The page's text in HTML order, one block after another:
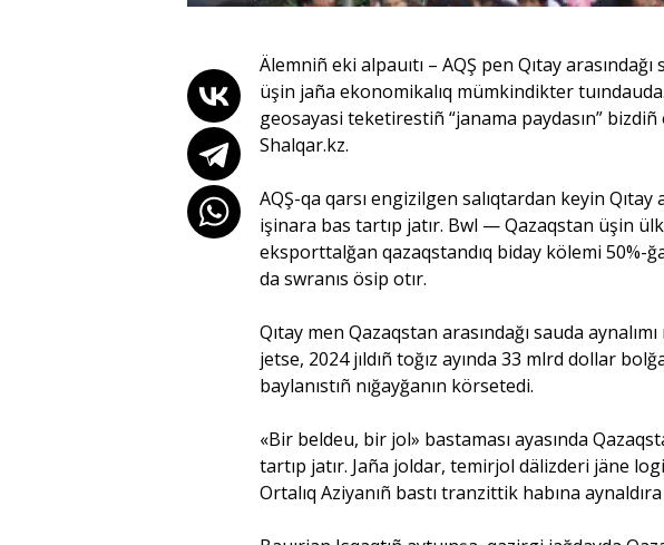
Älemniñ eki alpauıtı – AQŞ pen Qıtay
üşin jaña ekonomikalıq mümkindikter
geosayasi teketirestiñ “janama paydasın”
Shalqar.kz.
AQŞ-qa qarsı engizilgen salıqtardan keyin Qıtay
işinara bas tartıp jatır. Bwl — Qazaqstan üşin
eksporttalğan qazaqstandıq biday kölemi 50%-
da swranıs ösip otır.
Qıtay men Qazaqstan arasındağı sauda
jetse, 2024 jıldıñ toğız ayında 33 mlrd dollar
baylanıstıñ nığayğanın körsetedi.
«Bir beldeu, bir jol» bastaması ayasında
tartıp jatır. Jaña joldar, temirjol dälizderi jäne
Ortalıq Aziyanıñ bastı tranzittik habına aynaldıra